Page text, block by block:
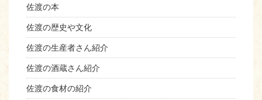
佐渡の本
佐渡の歴史や文化
佐渡の生産者さん紹介
佐渡の酒蔵さん紹介
佐渡の食材の紹介